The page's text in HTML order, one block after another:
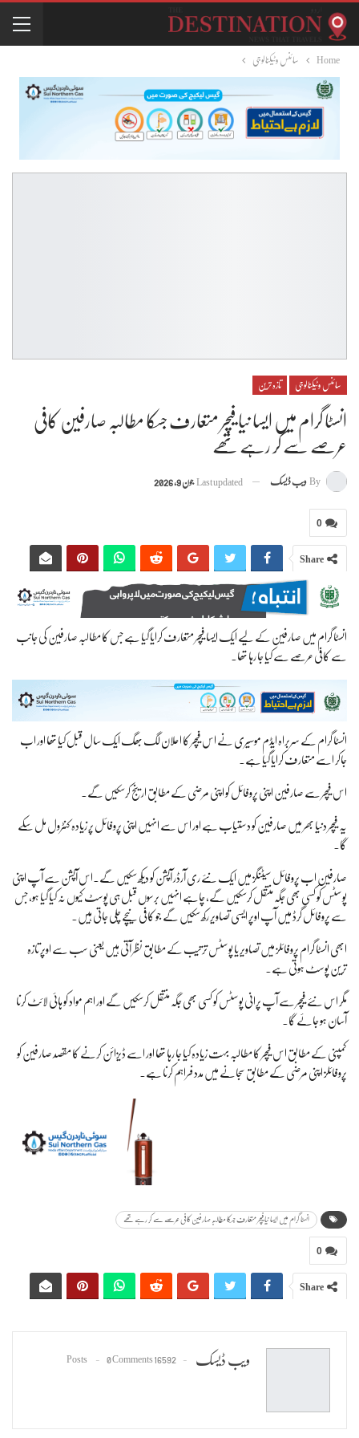
Home سائنس وٹیکنالوجی
سائنس وٹیکنالوجی تازہ ترین
انسٹا گرام میں ایسا نیا فیچر متعارف جسکا مطالبہ صارفین کافی
عرصے سے کر رہے تھے
By ویب ڈیسک Last updated جون 9, 2026
0
Share
انسٹا گرام میں صارفین کے لیے ایک ایسا فیچر متعارف کرایا گیا ہے جس کا مطالبہ صارفین کی جانب
سے کافی عرصے سے کیا جا رہا تھا۔
انسٹا گرام کے سربراہ ایڈم موسیری نے اس فیچر کا اعلان لگ بھگ ایک سال قبل کیا تھا اور اب
جاکر اسے متعارف کرایا گیا ہے۔
اس فیچر سے صارفین اپنی پروفائل کو اپنی مرضی کے مطابق ارینج کرسکیں گے۔
یہ فیچر دنیا بھر میں صارفین کو دستیاب ہے اور اس سے انہیں اپنی پروفائل پر زیادہ کنٹرول مل سکے
گا۔
صارفین اب پروفائل سیٹنگز میں ایک نئے ری آرڈر آپشن کو دیکھ سکیں گے۔اس آپشن سے آپ اپنی
پوسٹس کو کسی بھی جگہ منتقل کرسکیں گے، چاہے انہیں برسوں قبل ہی پوسٹ کیوں نہ کیا گیا ہو، جس
سے پروفائل گرڈ میں آپ اوپر ایسی تصاویر رکھ سکیں گے جو کافی نیچے چلی جاتی ہیں۔
ابھی انسٹا گرام پروفائلز میں تصاویر یا پوسٹس ترتیب کے مطابق نظر آتی ہیں یعنی سب سے اوپر تازہ
ترین پوسٹ ہوتی ہے۔
مگر اس نئے فیچر سے آپ پرانی پوسٹس کو کسی بھی جگہ منتقل کرسکیں گے اور اہم مواد کو ہائی لائٹ کرنا
آسان ہو جائے گا۔
کمپنی کے مطابق اس فیچر کا مطالبہ بہت زیادہ کیا جا رہا تھا اور اسے ڈیزائن کرنے کا مقصد صارفین کو
پروفائلز اپنی مرضی کے مطابق سجانے میں مدد فراہم کرنا ہے۔
انسٹا گرام میں ایسا نیا فیچر متعارف جسکا مطالبہ صارفین کافی عرصے سے کر رہے تھے
0
Share
ویب ڈیسک 16592 Posts
0 Comments